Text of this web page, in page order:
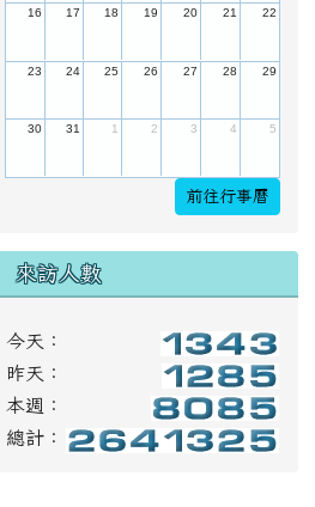
公告簡章及報名表單 (自動儲存
告簡章及報名表單 (自動儲存).doc
16 17 18 19 20 21 22
23 24 25 26 27 28 29
30 31 1 2 3 4 5
前往行事曆
來訪人數
今天：
昨天：
本週：
總計：